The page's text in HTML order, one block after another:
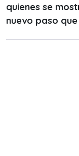
quienes se
nuevo paso